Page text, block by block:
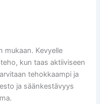
mukaan. Kevyelle
kun taas aktiiviseen
tehokkaampi ja
ja säänkestävyys